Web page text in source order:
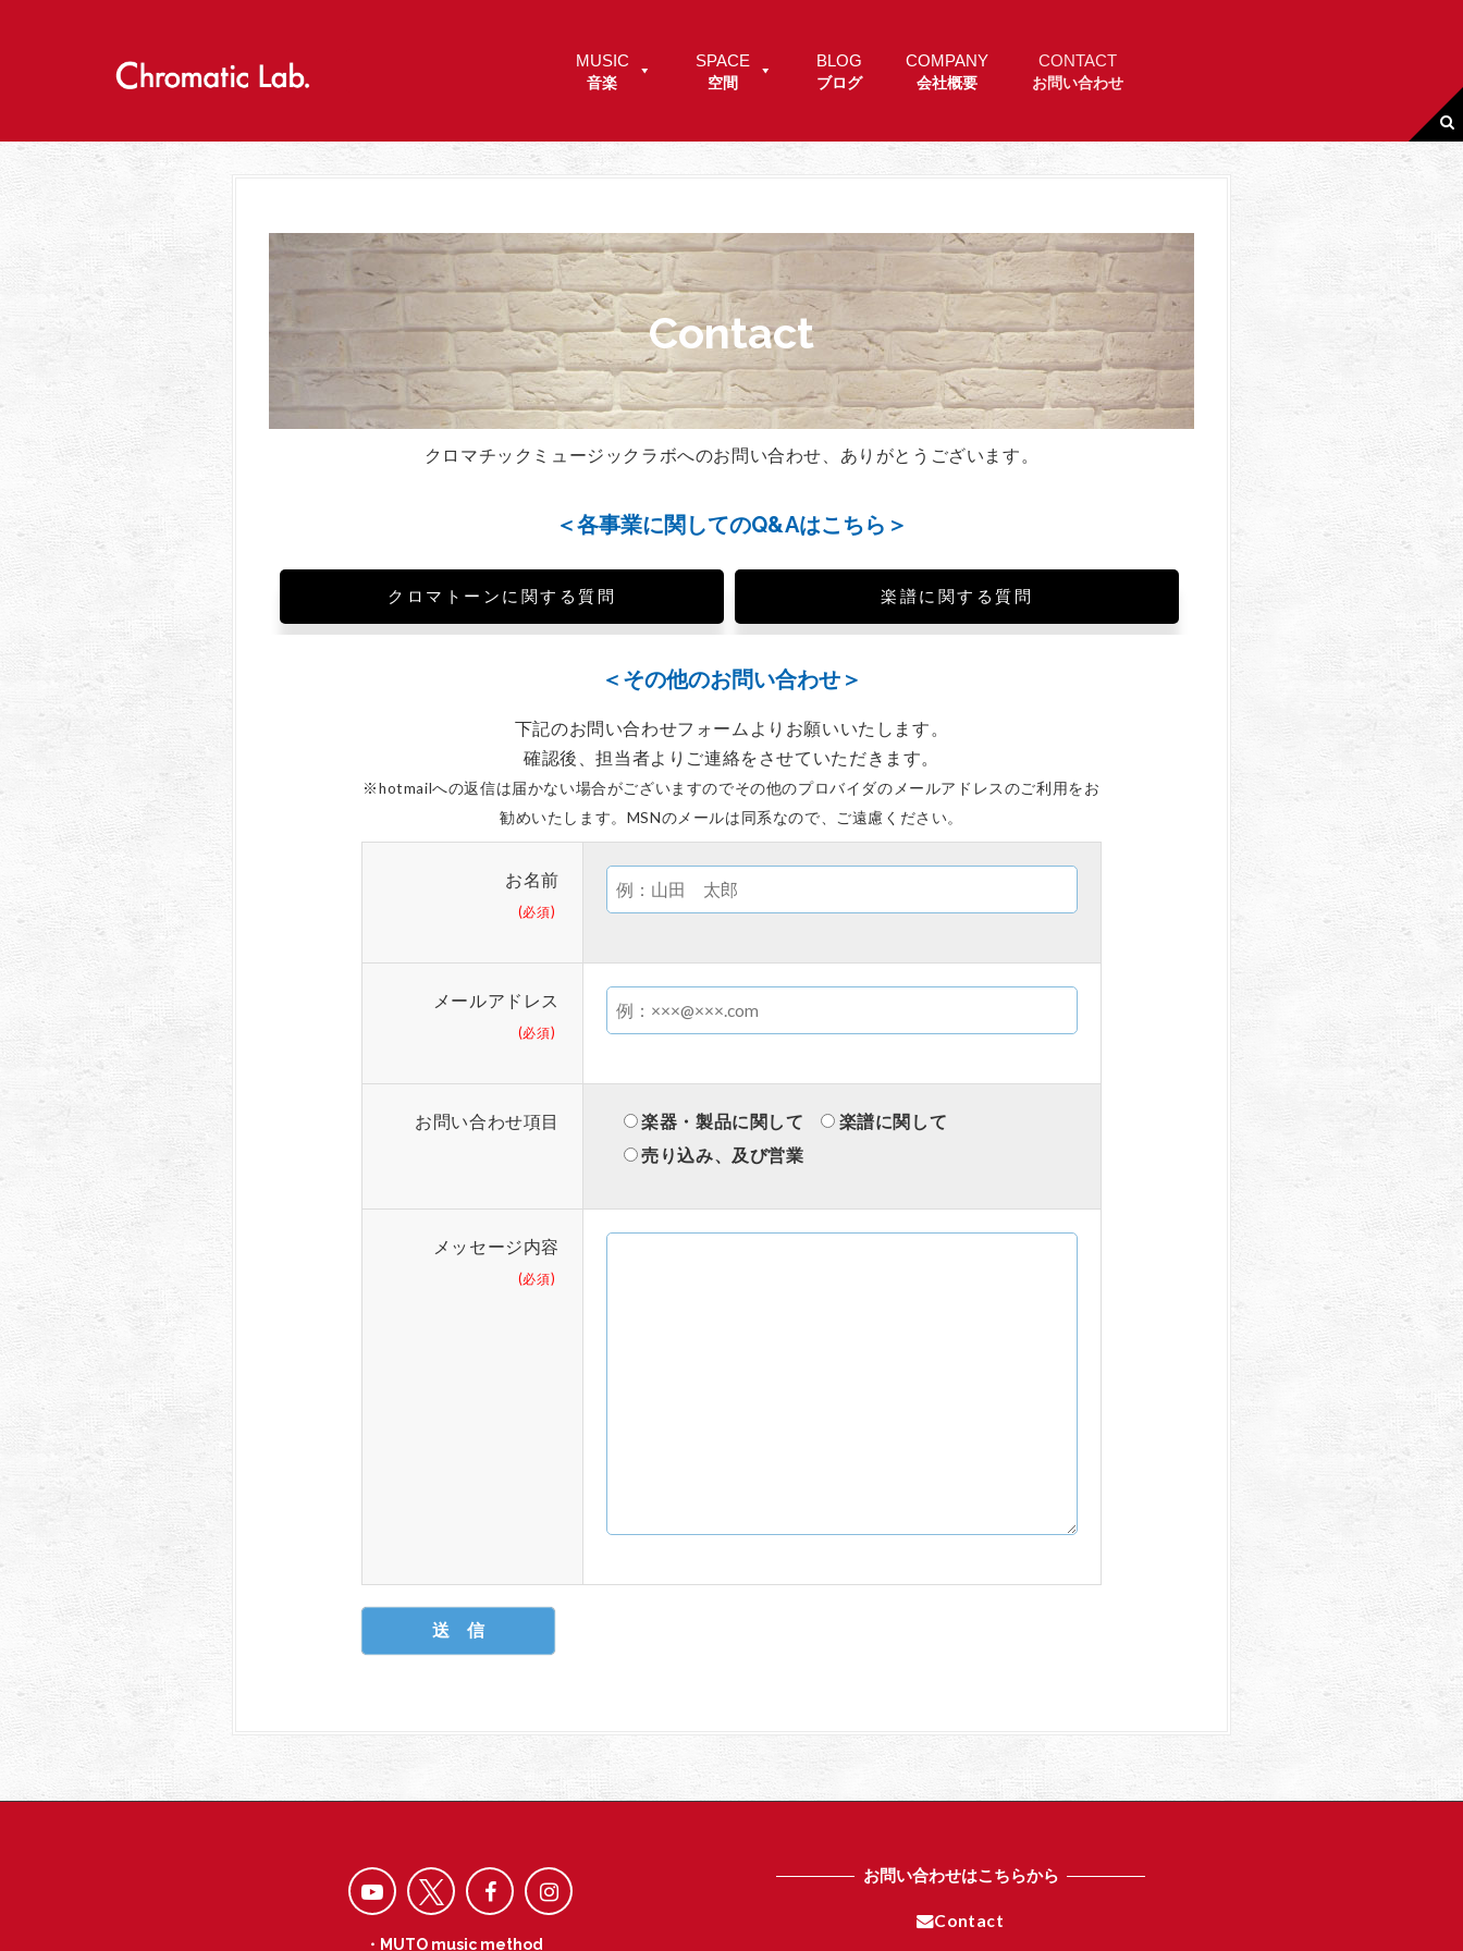
c
MUSIC
音楽
SPACE
空間
BLOG
ブログ
COMPANY
会社概要
CONTACT
お問い合わせ
Contact
クロマチックミュージックラボへのお問い合わせ、ありがとうございます。
＜各事業に関してのQ&Aはこちら＞
クロマトーンに関する質問 楽譜に関する質問
＜その他のお問い合わせ＞
下記のお問い合わせフォームより お願いいたします。
確認後、担当者よりご連絡をさせて いただきます。
※hotmailへの返信は届かない場合がございますのでその他のプロバイダのメールアドレスのご利用をお
勧めいたします。MSNのメールは同系なので、ご遠慮ください。
お名前
(必須)
メールアドレス
(必須)
お問い合わせ項目 楽器・製品に関して
楽譜に関して
売り込み、及び営業
メッセージ内容
(必須)
・MUTO music method
お問い合わせはこちらから
Contact